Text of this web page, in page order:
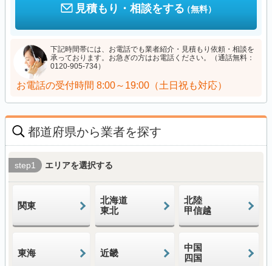
見積もり・相談をする（無料）
下記時間帯には、お電話でも業者紹介・見積もり依頼・相談を
承っております。お急ぎの方はお電話ください。（通話無料：
0120-905-734）
お電話の受付時間 8:00～19:00（土日祝も対応）
都道府県から業者を探す
step1 エリアを選択する
関東
北海道
東北
北陸
甲信越
東海 近畿
中国
四国